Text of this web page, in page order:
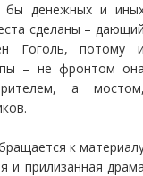
бы денежных и
сделаны –
Гоголь, потому
– не фронтом
а
к
и прилизанная